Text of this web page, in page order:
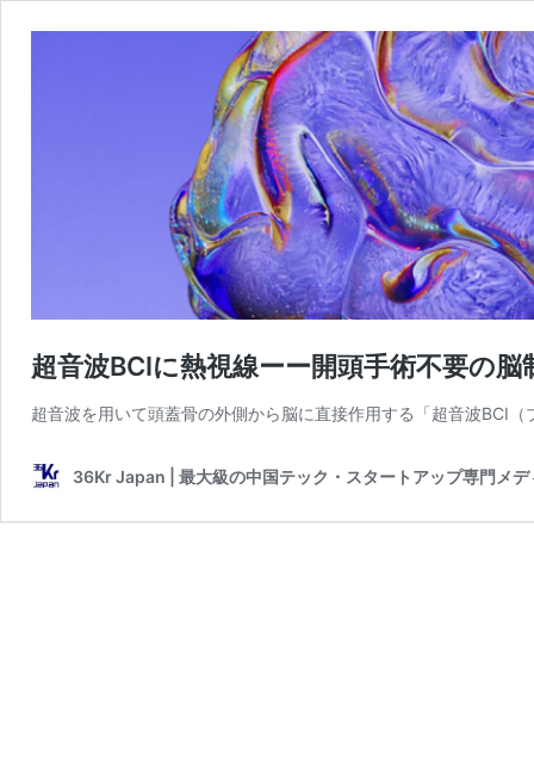
超音波BCIに熱視線ーー開頭手術不要の
超音波を用いて頭蓋骨の外側から脳に直接作用する「超音波BCI
36Kr Japan | 最大級の中国テック・スタートアップ専門メデ